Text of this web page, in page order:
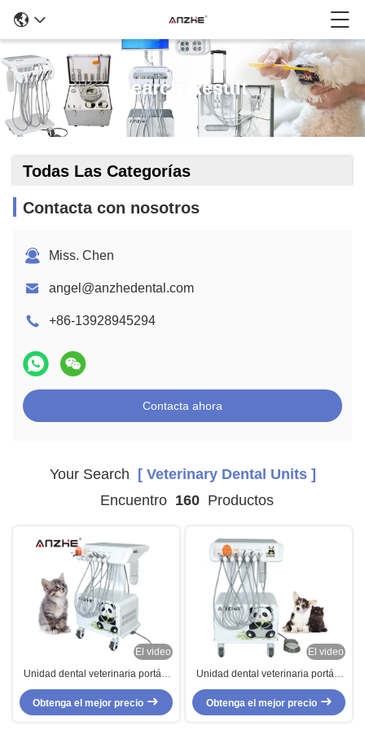
Search Result
Todas Las Categorías
Contacta con nosotros
Miss. Chen
angel@anzhedental.com
+86-13928945294
Contacta ahora
Your Search [ Veterinary Dental Units ]
Encuentro 160Productos
El video
Unidad dental veterinaria portátil
todo en uno con compresor de
aire Escalador ultrasónico Luz de
curado LED Sistema de succión
Obtenga el mejor precio
El video
Unidad dental veterinaria portátil
con compresor de aire libre de
aceite silencioso integrado en una
estación de trabajo dental
Obtenga el mejor precio